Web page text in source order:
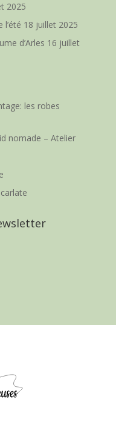
2025
18 juillet 2025
d’Arles 16 juillet
les robes
nomade – Atelier